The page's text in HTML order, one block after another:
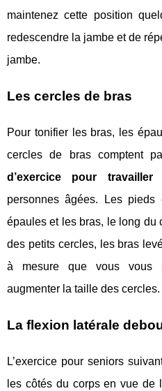
maintenez cette position
redescendre la jambe et de
jambe.
Les cercles de bras
Pour tonifier les bras, les
cercles de bras comptent
d’exercice pour
personnes âgées. Les
épaules et les bras, le long du
des petits cercles, les bras
à mesure que vous vous
augmenter la taille des cercles.
La flexion latérale
L’exercice pour seniors
les côtés du corps en vue de